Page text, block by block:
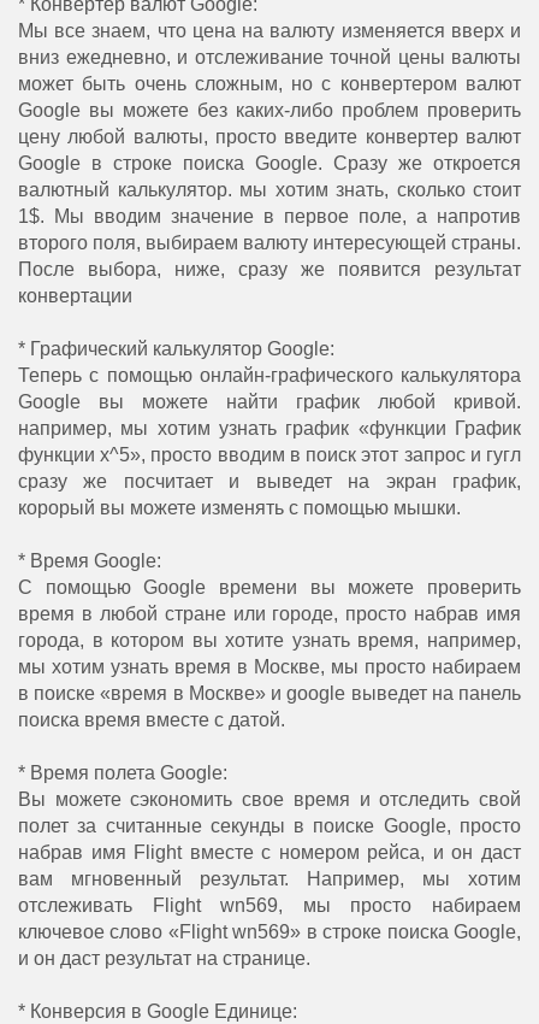
* Конвертер валют Google:
Мы все знаем, что цена на валюту изменяется вверх и
вниз ежедневно, и отслеживание точной цены валюты
может быть очень сложным, но с конвертером валют
Google вы можете без каких-либо проблем проверить
цену любой валюты, просто введите конвертер валют
Google в строке поиска Google. Сразу же откроется
валютный калькулятор. мы хотим знать, сколько стоит
1$. Мы вводим значение в первое поле, а напротив
второго поля, выбираем валюту интересующей страны.
После выбора, ниже, сразу же появится результат
конвертации
* Графический калькулятор Google:
Теперь с помощью онлайн-графического калькулятора
Google вы можете найти график любой кривой.
например, мы хотим узнать график «функции График
функции x^5», просто вводим в поиск этот запрос и гугл
сразу же посчитает и выведет на экран график,
корорый вы можете изменять с помощью мышки.
* Время Google:
С помощью Google времени вы можете проверить
время в любой стране или городе, просто набрав имя
города, в котором вы хотите узнать время, например,
мы хотим узнать время в Москве, мы просто набираем
в поиске «время в Москве» и google выведет на панель
поиска время вместе с датой.
* Время полета Google:
Вы можете сэкономить свое время и отследить свой
полет за считанные секунды в поиске Google, просто
набрав имя Flight вместе с номером рейса, и он даст
вам мгновенный результат. Например, мы хотим
отслеживать Flight wn569, мы просто набираем
ключевое слово «Flight wn569» в строке поиска Google,
и он даст результат на странице.
* Конверсия в Google Единице: